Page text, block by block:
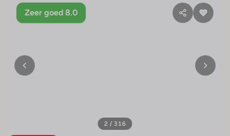
Zeer goed 8.0
3 / 316